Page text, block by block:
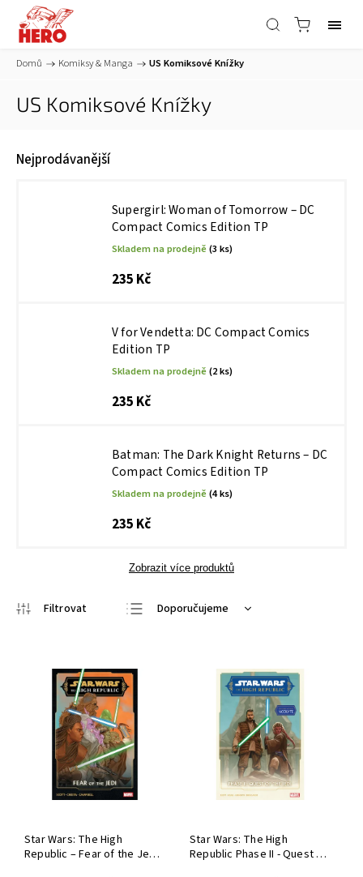
Domů / Komiksy & Manga / US Komiksové Knížky
US Komiksové Knížky
Nejprodávanější
Supergirl: Woman of Tomorrow – DC
Compact Comics Edition TP
Skladem na prodejně(3 ks)
235 Kč
V for Vendetta: DC Compact Comics
Edition TP
Skladem na prodejně(2 ks)
235 Kč
Batman: The Dark Knight Returns – DC
Compact Comics Edition TP
Skladem na prodejně(4 ks)
235 Kč
Zobrazit více produktů
Doporučujeme
Nejprodávanější
Star Wars: The High
Republic – Fear of the Jedi
Star Wars: The High
Republic Phase II - Quest of